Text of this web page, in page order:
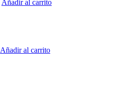
Añadir al carrito
Añadir al carrito